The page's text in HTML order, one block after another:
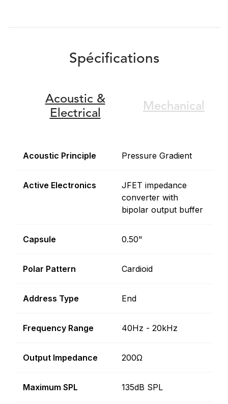
Spécifications
Acoustic &
Electrical
Mechanical
Acoustic Principle Pressure Gradient
Active Electronics
JFET impedance
converter with
bipolar output buffer
Capsule 0.50"
Polar Pattern Cardioid
Address Type End
Frequency Range 40Hz - 20kHz
Output Impedance 200Ω
Maximum SPL 135dB SPL